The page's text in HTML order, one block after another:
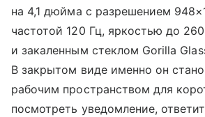
на 4,1 дюйма с разрешением
частотой 120 Гц, яркостью до
и закаленным стеклом Gorilla
В закрытом виде именно он
рабочим пространством для
посмотреть уведомление,